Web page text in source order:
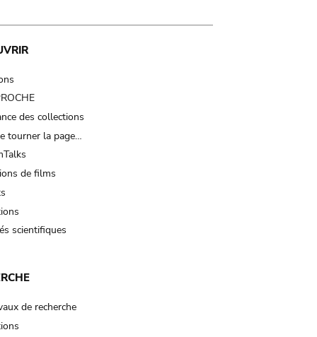
des collections
tourner la page…
de films
scientifiques
de recherche